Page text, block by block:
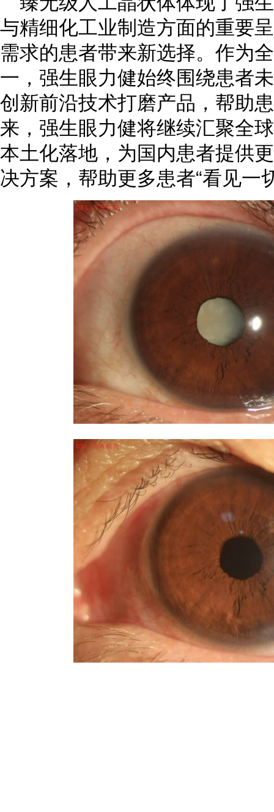
与精细化工业制造方面的重要
需求的患者带来新选择。作为
一，强生眼力健始终围绕患者
创新前沿技术打磨产品，帮助
来，强生眼力健将继续汇聚全
本土化落地，为国内患者提供
决方案，帮助更多患者“看见一